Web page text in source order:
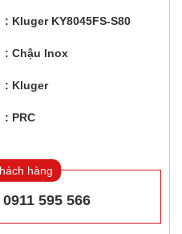
Kluger KY8045FS-S80
Chậu Inox
Kluger
PRC
hàng
0911 595 566